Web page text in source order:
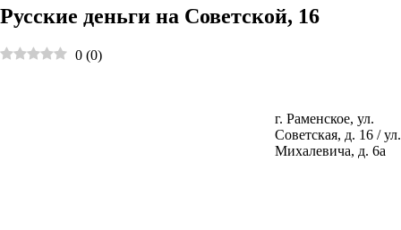
Русские деньги на Советской, 16
0 (0)
г. Раменское, ул.
Советская, д. 16 / ул.
Михалевича, д. 6а